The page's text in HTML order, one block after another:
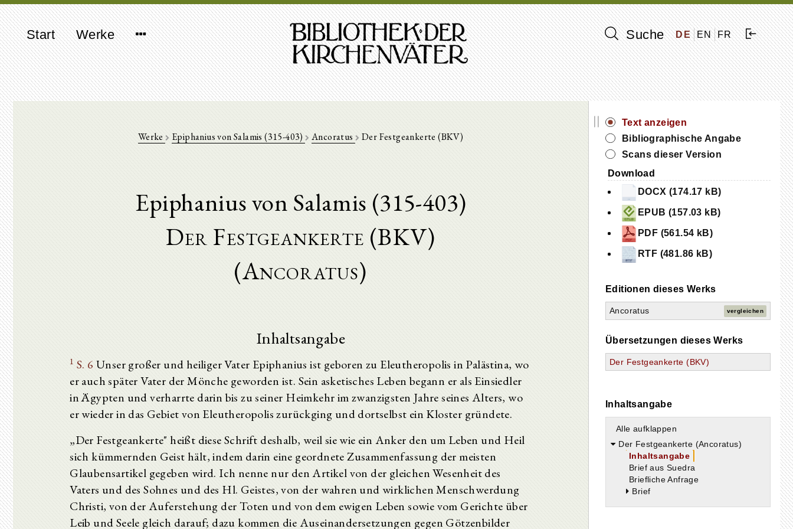
Start Werke Suche DE EN FR
Werke Epiphanius von Salamis (315-403) Ancoratus Der Festgeankerte (BKV)
Epiphanius von Salamis (315-403)
Der Festgeankerte (BKV)
(Ancoratus)
Inhaltsangabe
1 S. 6 Unser großer und heiliger Vater Epiphanius ist geboren zu Eleutheropolis in Palästina, wo
er auch später Vater der Mönche geworden ist. Sein asketisches Leben begann er als Einsiedler
in Ägypten und verharrte darin bis zu seiner Heimkehr im zwanzigsten Jahre seines Alters, wo
er wieder in das Gebiet von Eleutheropolis zurückging und dortselbst ein Kloster gründete.
„Der Festgeankerte" heißt diese Schrift deshalb, weil sie wie ein Anker den um Leben und Heil
sich kümmernden Geist hält, indem darin eine geordnete Zusammenfassung der meisten
Glaubensartikel gegeben wird. Ich nenne nur den Artikel von der gleichen Wesenheit des
Vaters und des Sohnes und des Hl. Geistes, von der wahren und wirklichen Menschwerdung
Christi, von der Auferstehung der Toten und von dem ewigen Leben sowie vom Gerichte über
Leib und Seele gleich darauf; dazu kommen die Auseinandersetzungen gegen Götzenbilder
||
Text anzeigen
Bibliographische Angabe
Scans dieser Version
Download
DOCX (174.17 kB)
EPUB (157.03 kB)
PDF (561.54 kB)
RTF (481.86 kB)
Editionen dieses Werks
Ancoratus vergleichen
Übersetzungen dieses Werks
Der Festgeankerte (BKV)
Inhaltsangabe
Alle aufklappen
Der Festgeankerte (Ancoratus)
Inhaltsangabe
Brief aus Suedra
Briefliche Anfrage
Brief